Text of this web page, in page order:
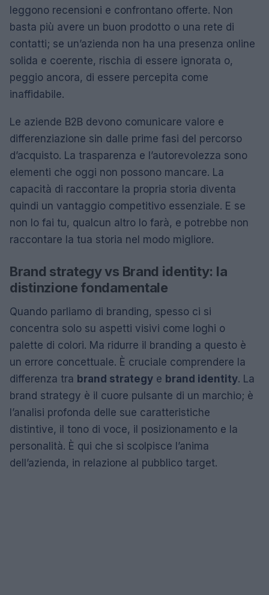
leggono recensioni e confrontano offerte. Non
basta più avere un buon prodotto o una rete di
contatti; se un’azienda non ha una presenza online
solida e coerente, rischia di essere ignorata o,
peggio ancora, di essere percepita come
inaffidabile.
Le aziende B2B devono comunicare valore e
differenziazione sin dalle prime fasi del percorso
d’acquisto. La trasparenza e l’autorevolezza sono
elementi che oggi non possono mancare. La
capacità di raccontare la propria storia diventa
quindi un vantaggio competitivo essenziale. E se
non lo fai tu, qualcun altro lo farà, e potrebbe non
raccontare la tua storia nel modo migliore.
Brand strategy vs Brand identity: la
distinzione fondamentale
Quando parliamo di branding, spesso ci si
concentra solo su aspetti visivi come loghi o
palette di colori. Ma ridurre il branding a questo è
un errore concettuale. È cruciale comprendere la
differenza tra brand strategy e brand identity. La
brand strategy è il cuore pulsante di un marchio; è
l’analisi profonda delle sue caratteristiche
distintive, il tono di voce, il posizionamento e la
personalità. È qui che si scolpisce l’anima
dell’azienda, in relazione al pubblico target.